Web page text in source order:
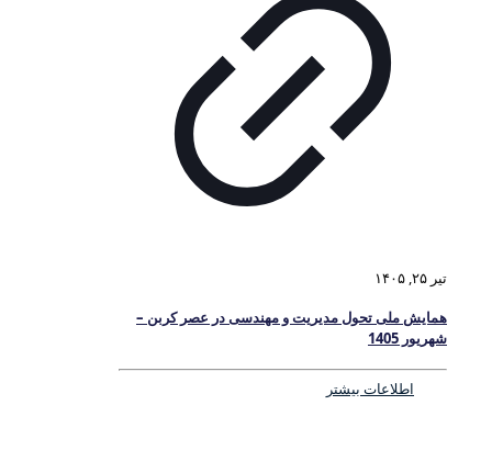
تیر ۲۵, ۱۴۰۵
همایش ملی تحول مدیریت و مهندسی در عصر کربن –
شهریور 1405
اطلاعات بیشتر